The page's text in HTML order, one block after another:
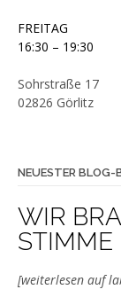
FREITAG
16:30 – 19:30
Sohrstraße 17
02826 Görlitz
NEUESTER BLOG-
WIR
STIMME
[weiterlesen auf